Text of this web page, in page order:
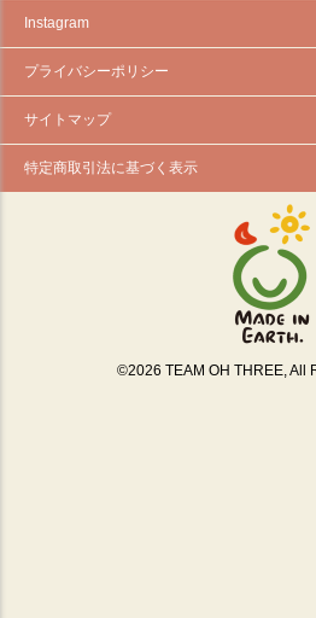
Instagram
プライバシーポリシー
サイトマップ
特定商取引法に基づく表示
©2026 TEAM OH THREE, All